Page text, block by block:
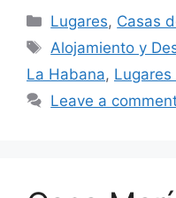
Categories
Lugares, Casas
Tags
Alojamiento y
La Habana,
Leave a